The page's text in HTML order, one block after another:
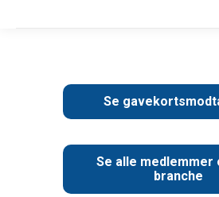
Se
Se alle medlemmer
branche